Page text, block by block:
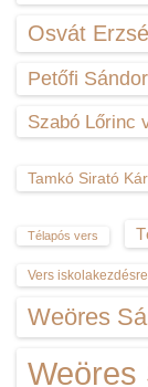
Osvát
Petőfi
Szabó Lőrinc
Tamkó Sirató
Télapós vers
Vers iskolakezdésre
Weöres
Weöres